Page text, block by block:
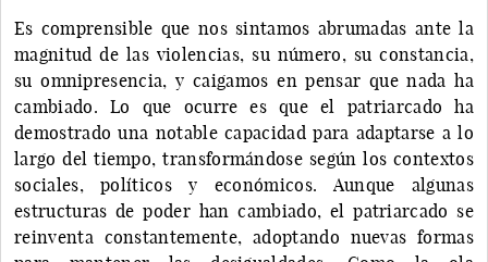
Es comprensible que nos sintamos abrumadas ante la
magnitud de las violencias, su número, su constancia,
su omnipresencia, y caigamos en pensar que nada ha
cambiado. Lo que ocurre es que el patriarcado ha
demostrado una notable capacidad para adaptarse a lo
largo del tiempo, transformándose según los contextos
sociales, políticos y económicos. Aunque algunas
estructuras de poder han cambiado, el patriarcado se
reinventa constantemente, adoptando nuevas formas